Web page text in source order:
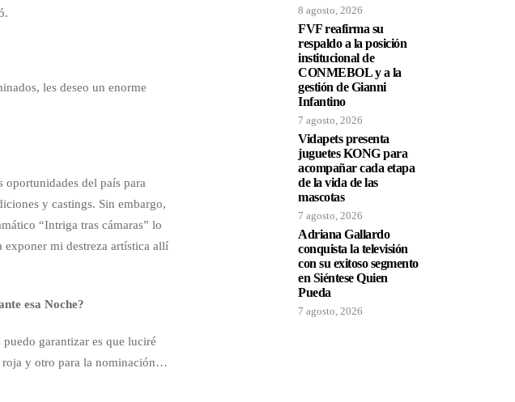
les deseo un enorme
oportunidades del país para
y castings. Sin embargo,
“Intriga tras cámaras” lo
mi destreza artística allí
esa Noche?
garantizar es que luciré
roja y otro para la nominación…
8 agosto, 2026
FVF reafirma su
respaldo a la posición
institucional de
CONMEBOL y a la
gestión de Gianni
Infantino
7 agosto, 2026
Vidapets presenta
juguetes KONG para
acompañar cada etapa
de la vida de las
mascotas
7 agosto, 2026
Adriana Gallardo
conquista la televisión
con su exitoso segmento
en Siéntese Quien
Pueda
7 agosto, 2026